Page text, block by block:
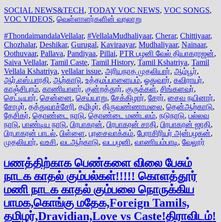
SOCIAL NEWS&TECH, TODAY VOC NEWS, VOC SONGS,
VOC VIDEOS, வெள்ளாளர்களின் வரலாறு
#ThondaimandalaVellalar, #VellalaMudhaliyaar, Cherar, Chittiyaar,
Chozhalar, Deshikar, Gurugal, Kaviraayar, Mudhaliyaar, Nainaar,
Oothuvaar, Pallava, Pandiyaa, Pillai, PTR பழனி வேல் தியாகராஜன்,
Saiva Vellalar, Tamil Caste, Tamil History, Tamil Kshatriya, Tamil
Vellala Kshatriya, vellalar issue, அரியநாத முதலியார், ஆம்பூர்,
ஆர்.எஸ்.பாரதி, ஆற்காடு, உத்தமப்பாளையம், ஓதுவார், கவிராயர்,
காஞ்சிபுரம், காணியாளர், குன்றத்தூர், குருக்கள், சிங்களவர்,
செட்டியார், சென்னை, செய்யாறு, சேக்கிழார், சேரர், சைவ நயினார்,
சோழர், தத்துவாச்சேரி, தமிழர், திருவண்ணாமலை, தென்ஆற்காடு,
தேசிகர், தொண்டை நாடு, தொண்டை மண்டலம், நடுநாடு, பல்லவ
நாடு, பாண்டிய நாடு, பிரபாகரன், பிரபாகரன் சாதி, பிரபாகரன் ஜாதி,
பிரபாகரன் பாடல், பிள்ளை, புரசைவாக்கம், பேராசிரியர் அன்பழகன்,
முதலியார், வஉசி, வடஆற்காடு, வடபழனி, வாணியம்பாடி, வேலூர்
பணத்திற்காக பெண்களை விலை பேசும்
நாடக காதல் கும்பல்கள்!!!!! கொளத்தூர்
மணி நாடக காதல் கும்பலை நொருக்கிய
பாமக,கொங்கு மதேக,Foreign Tamils,
தமிழர்,Dravidian,Love vs Caste!திராவிடம்!